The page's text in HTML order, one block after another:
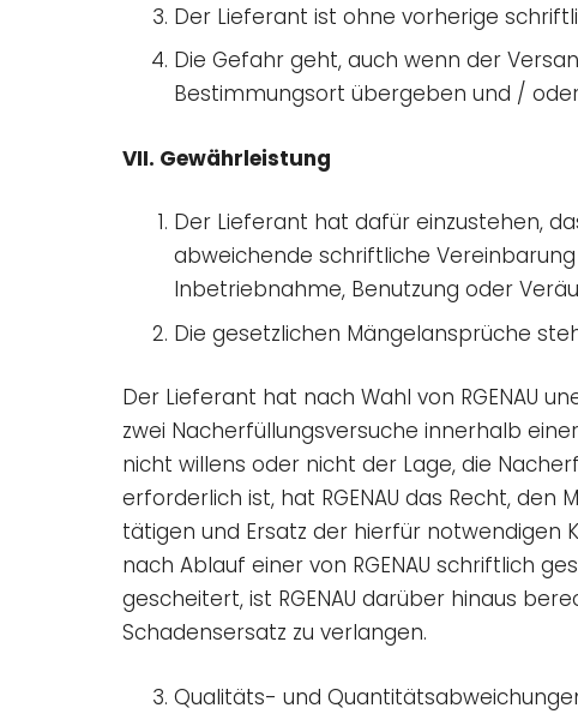
Der Lieferant ist ohne vorherige
Die Gefahr geht, auch wenn der
Bestimmungsort übergeben und /
VII. Gewährleistung
Der Lieferant hat dafür einzustehen,
abweichende schriftliche
Inbetriebnahme, Benutzung oder
Die gesetzlichen Mängelansprüche
Der Lieferant hat nach Wahl von RGENAU
zwei Nacherfüllungsversuche innerhalb
nicht willens oder nicht der Lage, die
erforderlich ist, hat RGENAU das Recht,
tätigen und Ersatz der hierfür notwendigen
nach Ablauf einer von RGENAU schriftlich
gescheitert, ist RGENAU darüber hinaus
Schadensersatz zu verlangen.
Qualitäts- und